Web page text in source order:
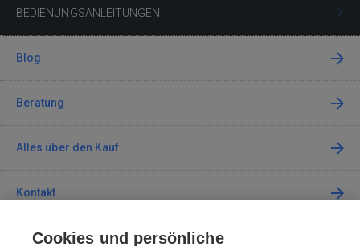
BEDIENUNGSANLEITUNGEN
Blog
Beratung
Alles über den Kauf
Kontakt
Cookies und persönliche